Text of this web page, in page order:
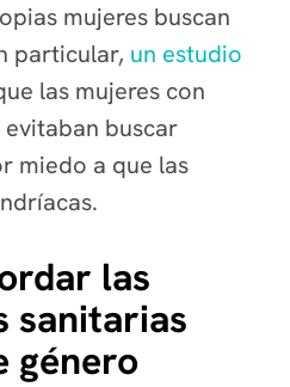
mujeres buscan
particular, un estudio
las mujeres con
buscar
miedo a que las
las
sanitarias
género